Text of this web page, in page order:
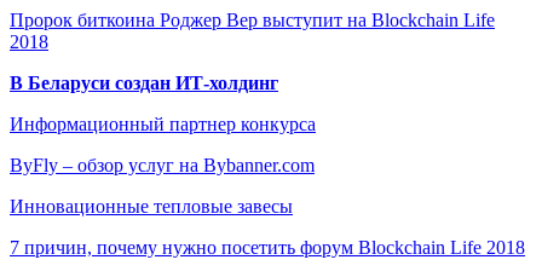
Пророк биткоина Роджер Вер выступит на Blockchain Life
2018
В Беларуси создан ИТ-холдинг
Информационный партнер конкурса
ByFly – обзор услуг на Bybanner.com
Инновационные тепловые завесы
7 причин, почему нужно посетить форум Blockchain Life 2018